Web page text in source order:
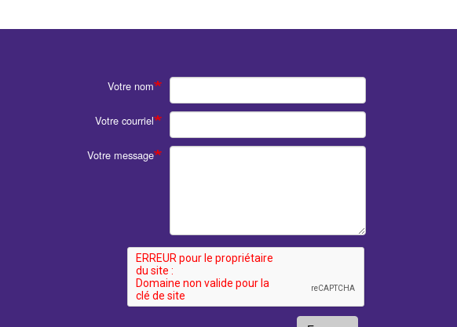
Votre nom
Votre courriel
Votre message